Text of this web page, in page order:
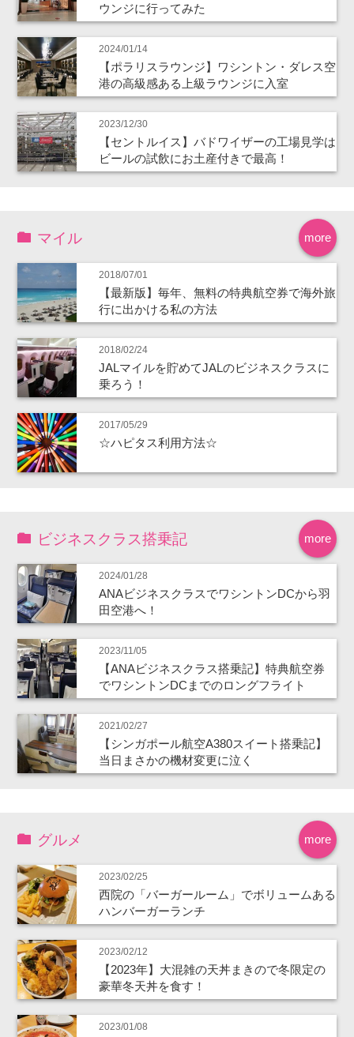
ウンジに行ってみた
2024/01/14
【ポラリスラウンジ】ワシントン・ダレス空
港の高級感ある上級ラウンジに入室
2023/12/30
【セントルイス】バドワイザーの工場見学は
ビールの試飲にお土産付きで最高！
more
マイル
2018/07/01
【最新版】毎年、無料の特典航空券で海外旅
行に出かける私の方法
2018/02/24
JALマイルを貯めてJALのビジネスクラスに
乗ろう！
2017/05/29
☆ハピタス利用方法☆
more
ビジネスクラス搭乗記
2024/01/28
ANAビジネスクラスでワシントンDCから羽
田空港へ！
2023/11/05
【ANAビジネスクラス搭乗記】特典航空券
でワシントンDCまでのロングフライト
2021/02/27
【シンガポール航空A380スイート搭乗記】
当日まさかの機材変更に泣く
more
グルメ
2023/02/25
西院の「バーガールーム」でボリュームある
ハンバーガーランチ
2023/02/12
【2023年】大混雑の天丼まきので冬限定の
豪華冬天丼を食す！
2023/01/08